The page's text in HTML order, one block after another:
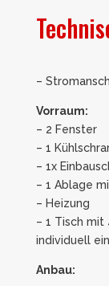
–
Vorraum:
– 2 Fenster
– 1
– 1x
– 1 Ablage
– Heizung
– 1 Tisch mit
individuell
Anbau: